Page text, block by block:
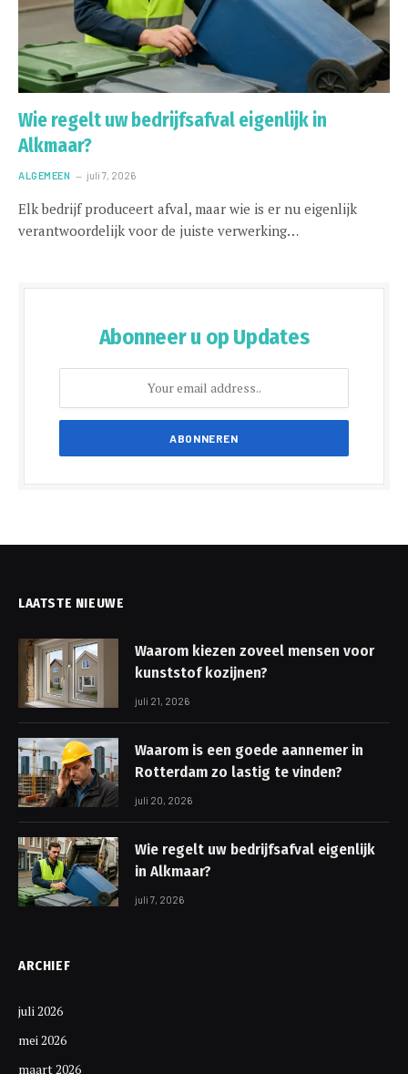
Wie regelt uw bedrijfsafval eigenlijk in
Alkmaar?
ALGEMEEN juli 7, 2026
Elk bedrijf produceert afval, maar wie is er nu eigenlijk
verantwoordelijk voor de juiste verwerking…
Abonneer u op Updates
LAATSTE NIEUWE
Waarom kiezen zoveel mensen voor
kunststof kozijnen?
juli 21, 2026
Waarom is een goede aannemer in
Rotterdam zo lastig te vinden?
juli 20, 2026
Wie regelt uw bedrijfsafval eigenlijk
in Alkmaar?
juli 7, 2026
ARCHIEF
juli 2026
mei 2026
maart 2026